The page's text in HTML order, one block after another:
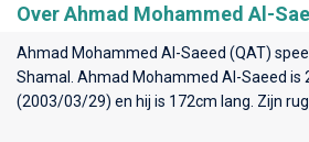
Over Ahmad Mohammed Al-
Ahmad Mohammed Al-Saeed (QAT)
Shamal
. Ahmad Mohammed Al-Saeed is
(2003/03/29) en hij is 172cm lang. Zijn